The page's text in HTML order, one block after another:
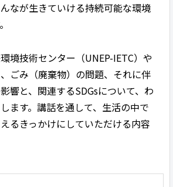
なが生きていける持続可能な環境
境技術センター（UNEP-IETC）や
ごみ（廃棄物）の問題、それに伴
響と、関連するSDGsについて、わ
ます。講話を通して、生活の中で
るきっかけにしていただける内容